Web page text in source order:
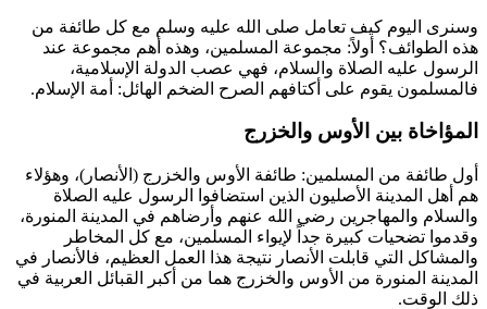
وسنرى اليوم كيف تعامل صلى الله عليه وسلم مع كل طائفة من
هذه الطوائف؟ أولاً: مجموعة المسلمين، وهذه أهم مجموعة عند
الرسول عليه الصلاة والسلام، فهي عصب الدولة الإسلامية،
فالمسلمون يقوم على أكتافهم الصرح الضخم الهائل: أمة الإسلام.
المؤاخاة بين الأوس والخزرج
أول طائفة من المسلمين: طائفة الأوس والخزرج (الأنصار)، وهؤلاء
هم أهل المدينة الأصليون الذين استضافوا الرسول عليه الصلاة
والسلام والمهاجرين رضي الله عنهم وأرضاهم في المدينة المنورة،
وقدموا تضحيات كبيرة جداً لإيواء المسلمين، مع كل المخاطر
والمشاكل التي قابلت الأنصار نتيجة هذا العمل العظيم، فالأنصار في
المدينة المنورة من الأوس والخزرج هما من أكبر القبائل العربية في
ذلك الوقت.